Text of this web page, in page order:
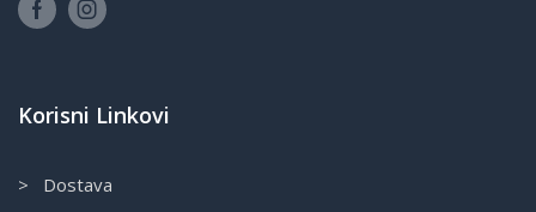
Korisni Linkovi
> Dostava